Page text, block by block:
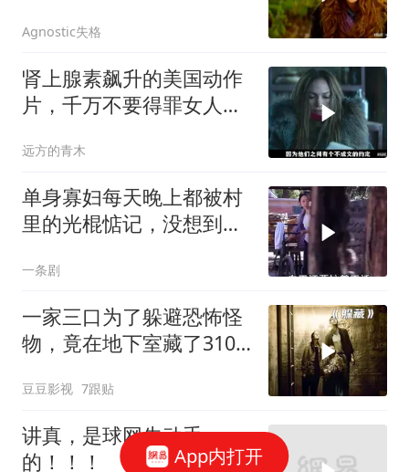
Agnostic失格
肾上腺素飙升的美国动作
片，千万不要得罪女人，
远方的青木
单身寡妇每天晚上都被村
里的光棍惦记，没想到她
一条剧
一家三口为了躲避恐怖怪
物，竟在地下室藏了310
豆豆影视 7跟贴
讲真，是球网先动手
的！！！
App内打开